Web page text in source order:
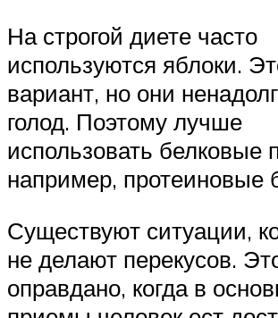
На строгой диете часто
используются яблоки.
вариант, но они
голод. Поэтому лучше
использовать белковые
например, протеиновые
Существуют ситуации,
не делают перекусов.
оправдано, когда в